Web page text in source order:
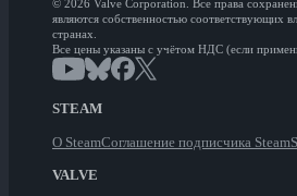
© 2026 Valve Corporation. Все права
являются собственностью соответствующих
странах.
Все цены указаны с учётом НДС (если
STEAM
О SteamСоглашение подписчика Steam
VALVE